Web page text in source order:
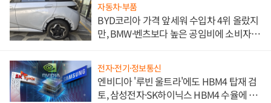
자동차·부품
BYD코리아 가격 앞세워 수입차 4위 올랐지
만, BMW·벤츠보다 높은 공임비에 소비자
전자·전기·정보통신
엔비디아 '루빈 울트라'에도 HBM4 탑재 검
토, 삼성전자·SK하이닉스 HBM4 수율에 주